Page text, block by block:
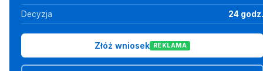
Decyzja 24 godz.
Złóż wniosek REKLAMA